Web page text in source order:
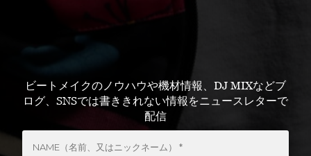
ビートメイクのノウハウや機材情報、DJ MIXなどブ
ログ、SNSでは書ききれない情報をニュースレターで
配信